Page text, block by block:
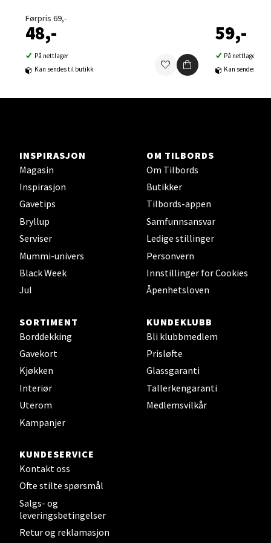
Førpris 69,-
48,-
På nettlager
Kan sendes til butikk
59,-
På nettlager
Kan sendes til
INSPIRASJON
Magasin
Inspirasjon
Gavetips
Bryllup
Serviser
Mummi-univers
Black Week
Jul
OM TILBORDS
Om Tilbords
Butikker
Tilbords-appen
Samfunnsansvar
Ledige stillinger
Personvern
Innstillinger for Cookies
Åpenhetsloven
SORTIMENT
Borddekking
Gavekort
Kjøkken
Interiør
Uterom
Kampanjer
KUNDEKLUBB
Bli klubbmedlem
Prisløfte
Glassgaranti
Tallerkengaranti
Medlemsvilkår
KUNDESERVICE
Kontakt oss
Ofte stilte spørsmål
Salgs- og
leveringsbetingelser
Retur og reklamasjon
Velg
Sortland - Sortland Storsenter
0 i butikk
Steinkjer - Thon Senter Steinkjer
Sjøfartsgata 2, 7714 Steinkjer
Velg
Leirvik - Stord
Torgbakken 2, 5401 Stord
0 i butikk